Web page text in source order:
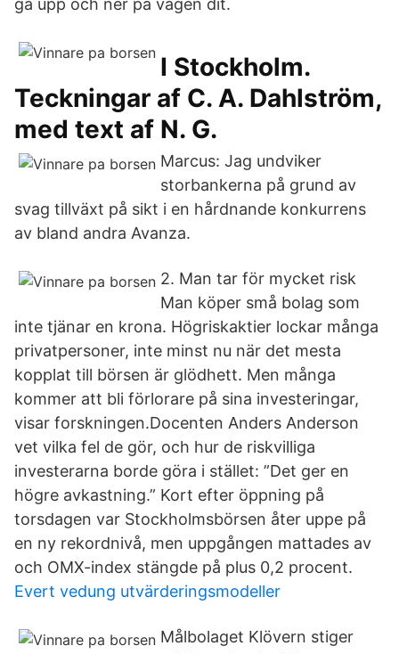
gå upp och ner på vägen dit.
I Stockholm.
Teckningar af C. A. Dahlström,
med text af N. G.
Marcus: Jag undviker
storbankerna på grund av
svag tillväxt på sikt i en hårdnande konkurrens
av bland andra Avanza.
2. Man tar för mycket risk
Man köper små bolag som
inte tjänar en krona. Högriskaktier lockar många
privatpersoner, inte minst nu när det mesta
kopplat till börsen är glödhett. Men många
kommer att bli förlorare på sina investeringar,
visar forskningen.Docenten Anders Anderson
vet vilka fel de gör, och hur de riskvilliga
investerarna borde göra i stället: ”Det ger en
högre avkastning.” Kort efter öppning på
torsdagen var Stockholmsbörsen åter uppe på
en ny rekordnivå, men uppgången mattades av
och OMX-index stängde på plus 0,2 procent.
Evert vedung utvärderingsmodeller
Målbolaget Klövern stiger